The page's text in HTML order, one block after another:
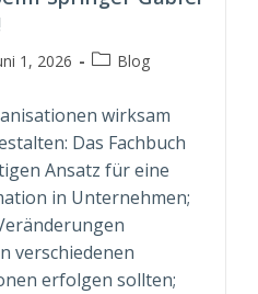
1, 2026
Beitrags-
Blog
wirksam
Das Fachbuch
Ansatz für eine
in Unternehmen;
verschiedenen
erfolgen sollten;